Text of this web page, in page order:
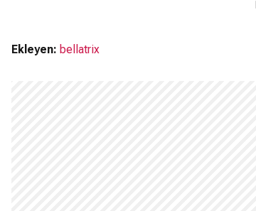
Ekleyen: bellatrix